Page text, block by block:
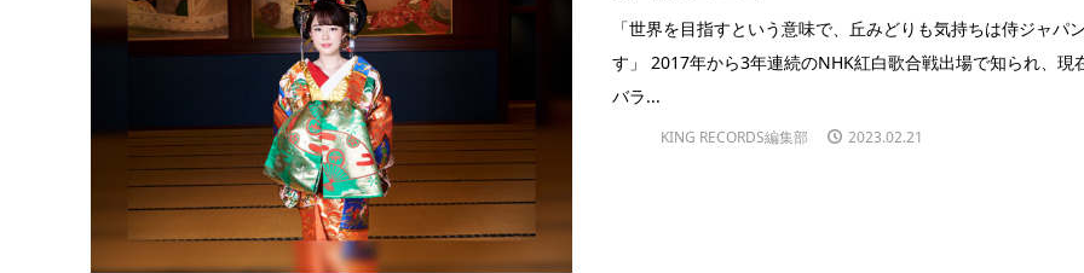
「世界を目指すという意味で、丘みどりも気持ちは侍ジャパ
す」 2017年から3年連続のNHK紅白歌合戦出場で知られ、現
バラ...
KING RECORDS編集部 2023.02.21